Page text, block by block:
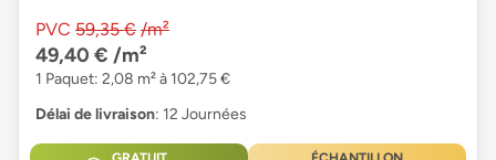
PVC 59,35 € /m²
49,40 € /m²
1 Paquet: 2,08 m² à 102,75 €
Délai de livraison: 12 Journées